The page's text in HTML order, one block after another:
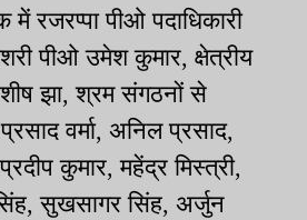
रजरप्पा पीओ पदाधिकारी
पीओ उमेश कुमार, क्षेत्रीय
झा, श्रम संगठनों से
वर्मा, अनिल प्रसाद,
कुमार, महेंद्र मिस्त्री,
सुखसागर सिंह, अर्जुन